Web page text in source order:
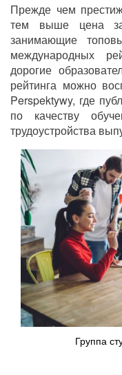
Прежде чем
тем выше цена за
занимающие
международных
дорогие
рейтинга можно
Perspektywy, где
по качеству
трудоустройства
Группа